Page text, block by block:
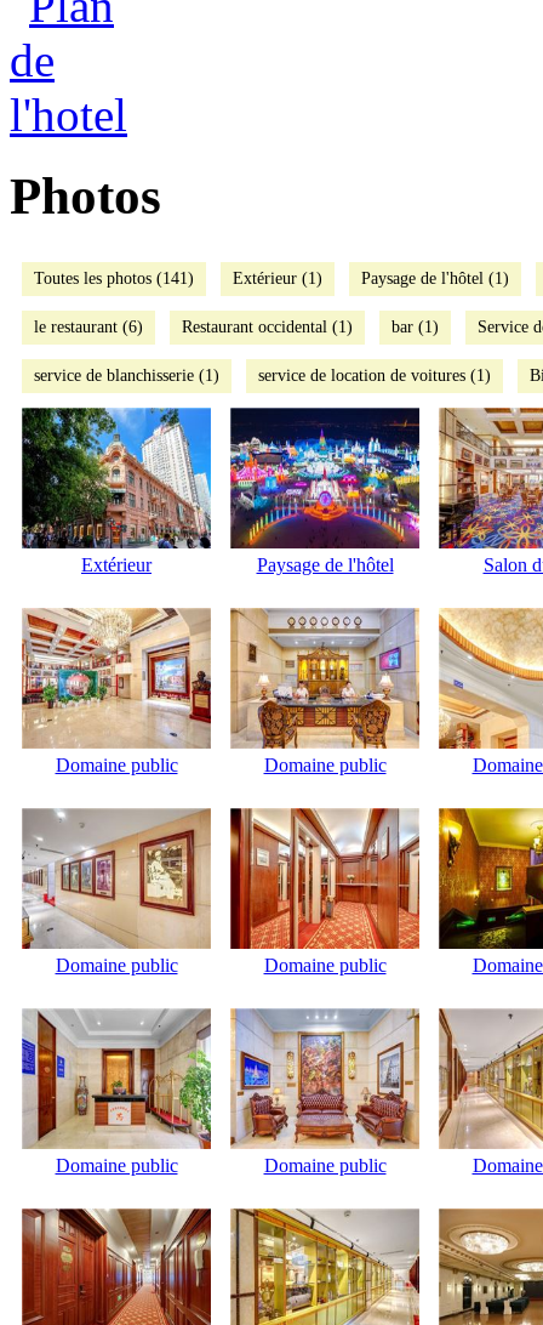
Photos
Toutes les photos (141) Extérieur (1) Paysage de l'hôtel (1)
le restaurant (6) Restaurant occidental (1) bar (1) Service
service de blanchisserie (1) service de location de voitures (1)
Extérieur Paysage de l'hôtel Salon
Domaine public Domaine public
Domaine public Domaine public
Domaine public Domaine public